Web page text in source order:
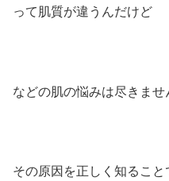
って肌質が違うんだけど
などの肌の悩みは尽きませ
その原因を正しく知るこ